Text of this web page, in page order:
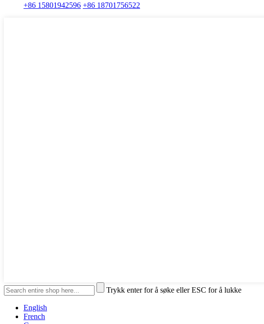
+86 15801942596 +86 18701756522
Trykk enter for å søke eller ESC for å lukke
English
French